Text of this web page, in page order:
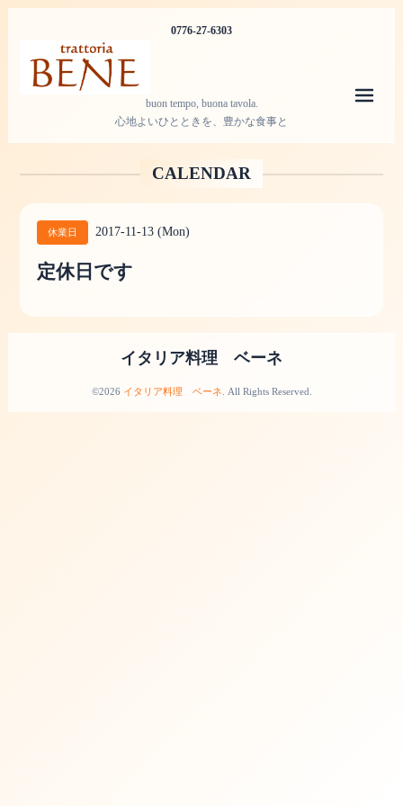
0776-27-6303
buon tempo, buona tavola.
心地よいひとときを、豊かな食事と
CALENDAR
休業日 2017-11-13 (Mon)
定休日です
イタリア料理 ベーネ
©2026 イタリア料理 ベーネ . All Rights Reserved.